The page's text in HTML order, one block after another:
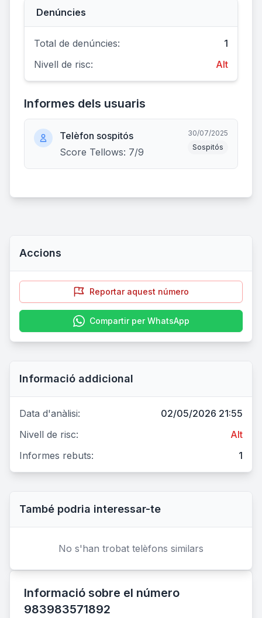
Denúncies
Total de denúncies:
1
Nivell de risc:
Alt
Informes dels usuaris
Telèfon sospitós
Score Tellows: 7/9
30/07/2025
Sospitós
Accions
Reportar aquest número
Compartir per WhatsApp
Informació addicional
Data d'anàlisi:
02/05/2026 21:55
Nivell de risc:
Alt
Informes rebuts:
1
També podria interessar-te
No s'han trobat telèfons similars
Informació sobre el número
983983571892